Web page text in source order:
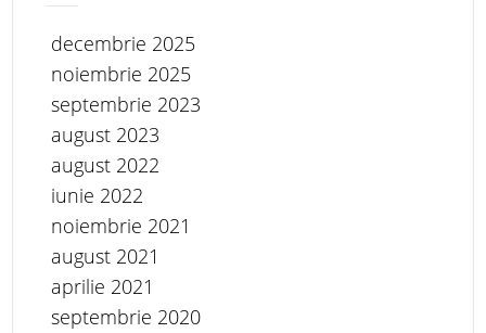
decembrie 2025
noiembrie 2025
septembrie 2023
august 2023
august 2022
iunie 2022
noiembrie 2021
august 2021
aprilie 2021
septembrie 2020